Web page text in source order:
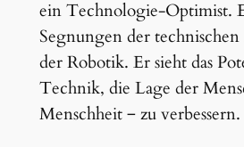
ein Technologie-Optimist.
Segnungen der
der Robotik. Er sieht das
Technik, die Lage der
Menschheit ‒ zu verbessern.